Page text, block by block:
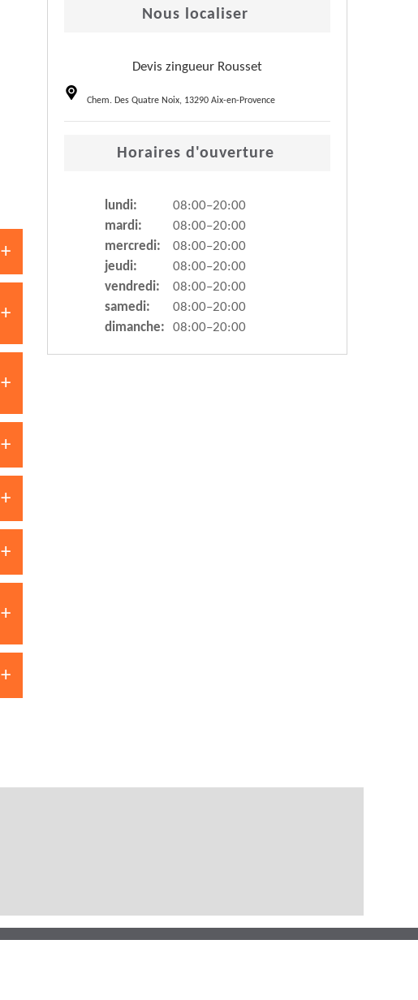
Nous localiser
Devis zingueur Rousset
Chem. Des Quatre Noix, 13290 Aix-en-Provence
Horaires d'ouverture
lundi:
08:00–20:00
mardi:
08:00–20:00
mercredi:
08:00–20:00
jeudi:
08:00–20:00
vendredi:
08:00–20:00
samedi:
08:00–20:00
dimanche:
08:00–20:00